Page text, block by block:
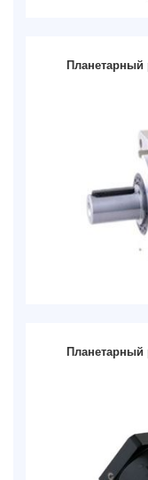
Планетарный
Планетарный